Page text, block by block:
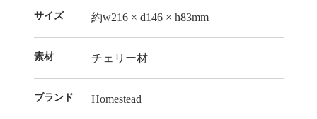
サイズ 約w216 × d146 × h83mm
素材 チェリー材
ブランド Homestead